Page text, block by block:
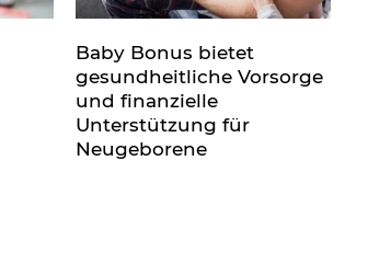
Baby Bonus bietet
gesundheitliche Vorsorge
und finanzielle
Unterstützung für
Neugeborene